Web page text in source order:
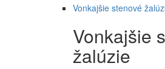
Vonkajšie stenové
Vonkajšie
žalúzie